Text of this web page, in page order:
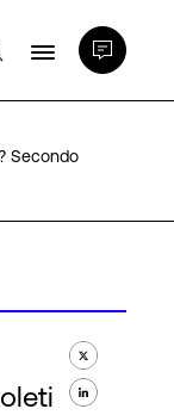
Secondo